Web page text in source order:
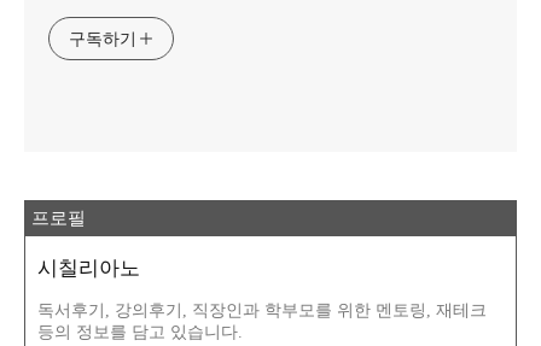
구독하기
프로필
시칠리아노
독서후기, 강의후기, 직장인과 학부모를 위한 멘토링, 재테크
등의 정보를 담고 있습니다.